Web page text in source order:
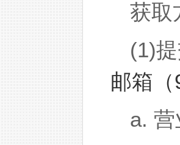
获取
(1)
邮箱（
a. 营